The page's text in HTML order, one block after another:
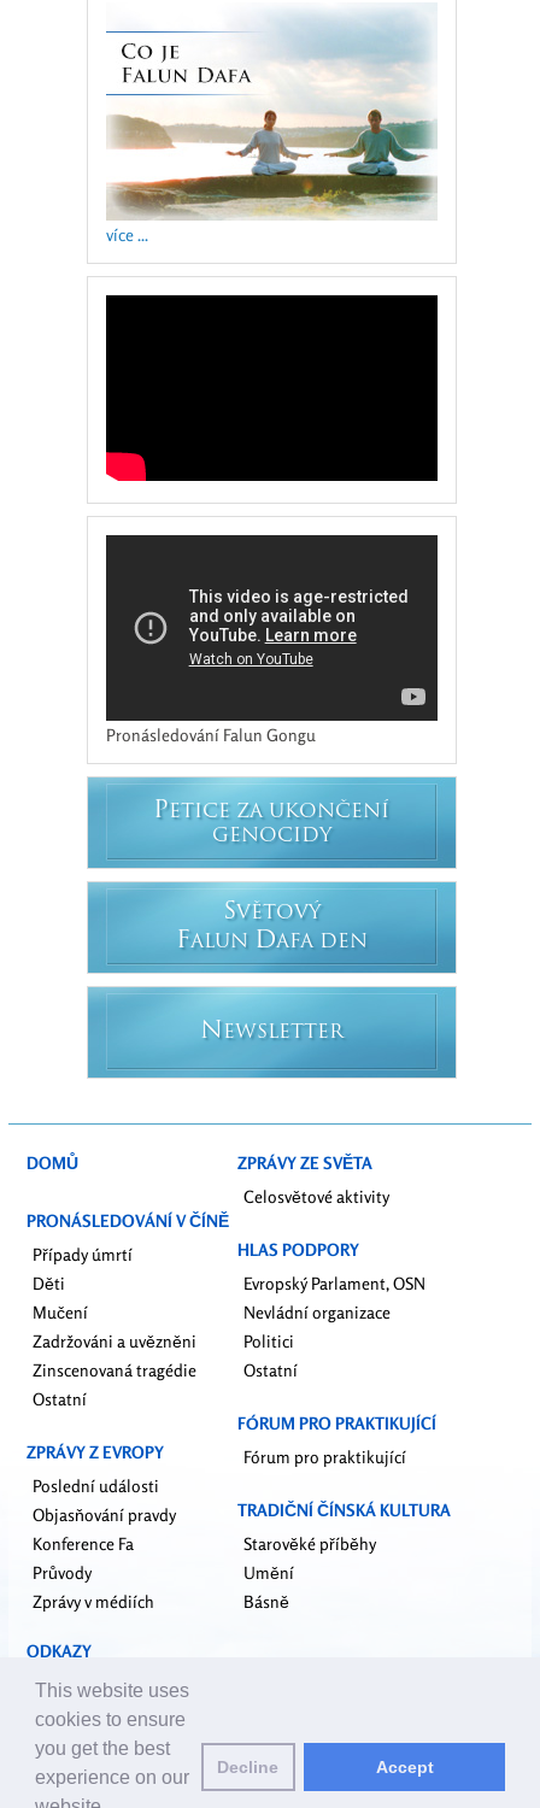
více ...
Pronásledování Falun Gongu
PETICE ZA UKONČENÍ
GENOCIDY
SVĚTOVÝ
FALUN DAFA DEN
N EWSLETTER
DOMŮ
PRONÁSLEDOVÁNÍ V ČÍNĚ
Případy úmrtí
Děti
Mučení
Zadržováni a uvězněni
Zinscenovaná tragédie
Ostatní
ZPRÁVY Z EVROPY
Poslední události
Objasňování pravdy
Konference Fa
Průvody
Zprávy v médiích
ZPRÁVY ZE SVĚTA
Celosvětové aktivity
HLAS PODPORY
Evropský Parlament, OSN
Nevládní organizace
Politici
Ostatní
FÓRUM PRO PRAKTIKUJÍCÍ
Fórum pro praktikující
TRADIČNÍ ČÍNSKÁ KULTURA
Starověké příběhy
Umění
Básně
ODKAZY
falundafa.org
faluninfo.net
minghui.org
upholdjustice.org
This website uses
cookies to ensure
you get the best
experience on our
Decline Accept